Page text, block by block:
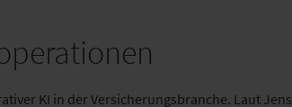
KI in der Versicherungsbranche. Laut Jens